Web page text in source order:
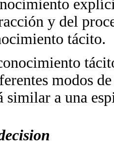
y del
tácito.
modos
similar a una